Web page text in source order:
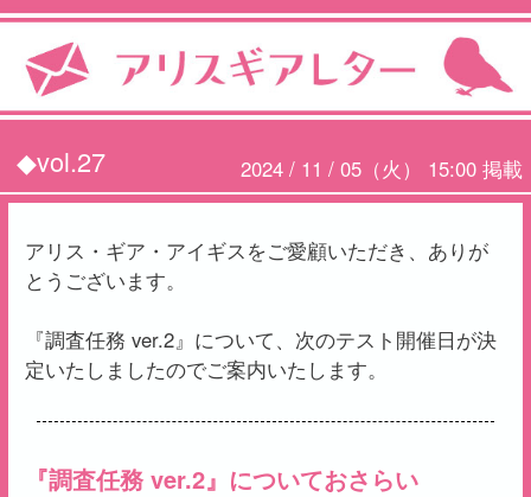
◆vol.27 2024 / 11 / 05（火） 15:00 掲載
アリス・ギア・アイギスをご愛顧いただき、ありが
とうございます。
『調査任務 ver.2』について、次のテスト開催日が決
定いたしましたのでご案内いたします。
『調査任務 ver.2』についておさらい